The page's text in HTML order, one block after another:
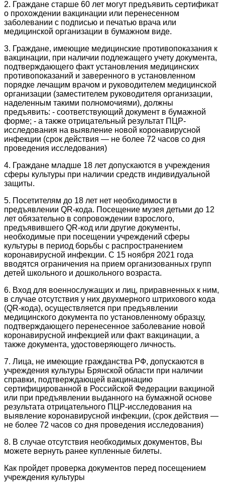
2. Граждане старше 60 лет могут предъявить сертификат
о прохождении вакцинации или перенесенном
заболевании с подписью и печатью врача или
медицинской организации в бумажном виде.
3. Граждане, имеющие медицинские противопоказания к
вакцинации, при наличии подлежащего учету документа,
подтверждающего факт установления медицинских
противопоказаний и заверенного в установленном
порядке лечащим врачом и руководителем медицинской
организации (заместителем руководителя организации,
наделенным такими полномочиями), должны
предъявить: - соответствующий документ в бумажной
форме; - а также отрицательный результат ПЦР-
исследования на выявление новой коронавирусной
инфекции (срок действия — не более 72 часов со дня
проведения исследования)
4. Граждане младше 18 лет допускаются в учреждения
сферы культуры при наличии средств индивидуальной
защиты.
5. Посетителям до 18 лет нет необходимости в
предъявлении QR-кода. Посещение музея детьми до 12
лет обязательно в сопровождении взрослого,
предъявившего QR-код или другие документы,
необходимые при посещении учреждений сферы
культуры в период борьбы с распространением
коронавирусной инфекции. С 15 ноября 2021 года
вводятся ограничения на прием организованных групп
детей школьного и дошкольного возраста.
6. Вход для военнослужащих и лиц, приравненных к ним,
в случае отсутствия у них двухмерного штрихового кода
(QR-кода), осуществляется при предъявлении
медицинского документа по установленному образцу,
подтверждающего перенесенное заболевание новой
коронавирусной инфекцией или факт вакцинации, а
также документа, удостоверяющего личность.
7. Лица, не имеющие гражданства РФ, допускаются в
учреждения культуры Брянской области при наличии
справки, подтверждающей вакцинацию
сертифицированной в Российской Федерации вакциной
или при предъявлении выданного на бумажной основе
результата отрицательного ПЦР-исследования на
выявление коронавирусной инфекции, (срок действия —
не более 72 часов со дня проведения исследования)
8. В случае отсутствия необходимых документов, Вы
можете вернуть ранее купленные билеты.
Как пройдет проверка документов перед посещением
учреждения культуры